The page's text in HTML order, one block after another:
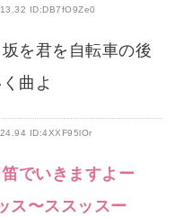
ID:DB7fO9Ze0
を君を自転車の後
曲よ
ID:4XXF95lOr
いきますよー
ス〜ススッスー